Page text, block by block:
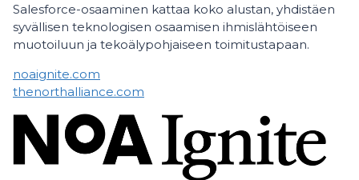
Salesforce-osaaminen kattaa koko alustan, yhdistäen
syvällisen teknologisen osaamisen ihmislähtöiseen
muotoiluun ja tekoälypohjaiseen toimitustapaan.
noaignite.com
thenorthalliance.com